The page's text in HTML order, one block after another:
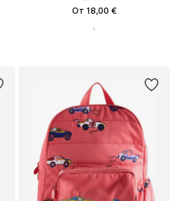
От 18,00 €